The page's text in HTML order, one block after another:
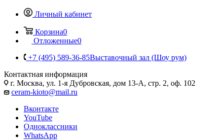
Личный кабинет
Корзина0
Отложенные0
+7 (495) 589-36-85Выставочный зал (Шоу рум)
Контактная информация
г. Москва, ул. 1-я Дубровская, дом 13-А, стр. 2, оф. 102
ceram-kioto@mail.ru
Вконтакте
YouTube
Одноклассники
WhatsApp